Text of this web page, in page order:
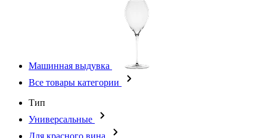
Машинная выдувка
Все товары категории
Тип
Универсальные
Для красного вина